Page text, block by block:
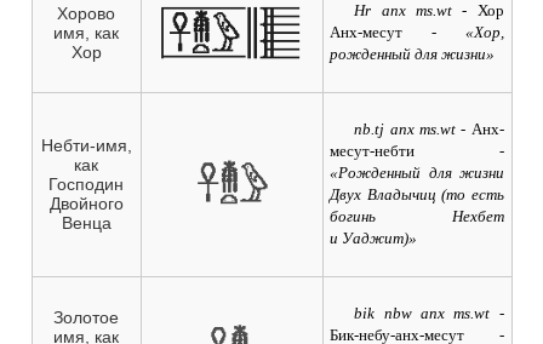
Хорово
имя, как
Хор
Hr anx ms.wt - Хор
Анх-месут - «Хор,
рожденный для жизни»
Небти-имя,
как
Господин
Двойного
Венца
nb.tj anx ms.wt - Анх-
месут-небти -
«Рожденный для жизни
Двух Владычиц (то есть
богинь Нехбет
и Уаджит)»
Золотое
имя, как
bik nbw anx ms.wt -
Бик-небу-анх-месут -